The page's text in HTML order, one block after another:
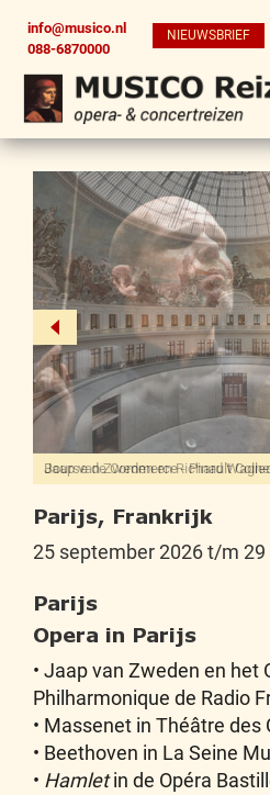
info@musico.nl
088-6870000
NIEUWSBRIEF
Jaap van Zweden en Richard
Parijs, Frankrijk
25 september 2026 t/m
Parijs
Opera in Parijs
• Jaap van Zweden en het
Philharmonique de Radio
• Massenet in Théâtre des
• Beethoven in La Seine
• Hamletin de Opéra